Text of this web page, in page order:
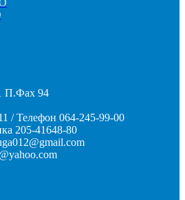
П.Фах 94
/ Телефон 064-245-99-00
205-41648-80